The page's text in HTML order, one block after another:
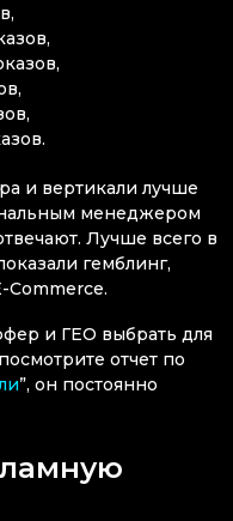
и вертикали лучше
менеджером
Лучше всего в
гемблинг,
Commerce.
и ГЕО выбрать для
отчет по
”, он постоянно